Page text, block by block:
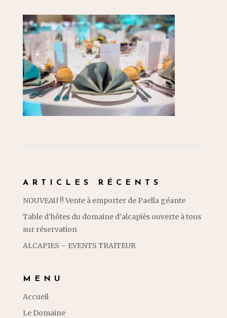
ARTICLES RÉCENTS
NOUVEAU !! Vente à emporter de Paella géante
Table d’hôtes du domaine d’alcapiès ouverte à tous
sur réservation
ALCAPIES – EVENTS TRAITEUR
MENU
Accueil
Le Domaine